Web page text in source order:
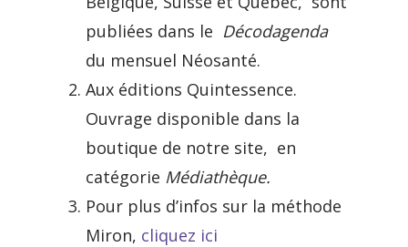
publiées dans le Décodagenda
du mensuel Néosanté.
Aux éditions Quintessence.
Ouvrage disponible dans la
boutique de notre site, en
catégorie Médiathèque.
Pour plus d’infos sur la méthode
Miron, cliquez ici